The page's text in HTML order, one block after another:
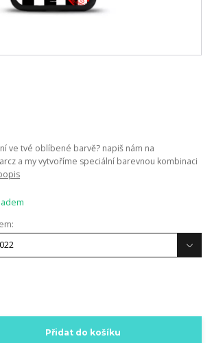
ve tvé oblíbené barvě? napiš nám na
a my vytvoříme speciální barevnou kombinaci
Přidat do košíku